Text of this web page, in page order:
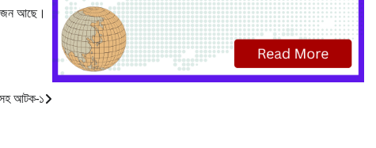
আছে।
সহ আটক-১